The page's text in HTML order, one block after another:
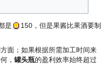
是 150 ，但是果酱比果酒要制
面；如果根据所需加工时间来
， 罐头瓶的盈利效率始终超过